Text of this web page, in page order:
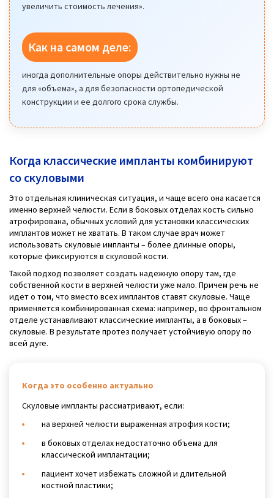
увеличить стоимость лечения».
Как на самом деле:
иногда дополнительные опоры действительно нужны не
для «объема», а для безопасности ортопедической
конструкции и ее долгого срока службы.
Когда классические импланты комбинируют
со скуловыми
Это отдельная клиническая ситуация, и чаще всего она касается
именно верхней челюсти. Если в боковых отделах кость сильно
атрофирована, обычных условий для установки классических
имплантов может не хватать. В таком случае врач может
использовать скуловые импланты – более длинные опоры,
которые фиксируются в скуловой кости.
Такой подход позволяет создать надежную опору там, где
собственной кости в верхней челюсти уже мало. Причем речь не
идет о том, что вместо всех имплантов ставят скуловые. Чаще
применяется комбинированная схема: например, во фронтальном
отделе устанавливают классические импланты, а в боковых –
скуловые. В результате протез получает устойчивую опору по
всей дуге.
Когда это особенно актуально
Скуловые импланты рассматривают, если:
на верхней челюсти выраженная атрофия кости;
в боковых отделах недостаточно объема для
классической имплантации;
пациент хочет избежать сложной и длительной
костной пластики;